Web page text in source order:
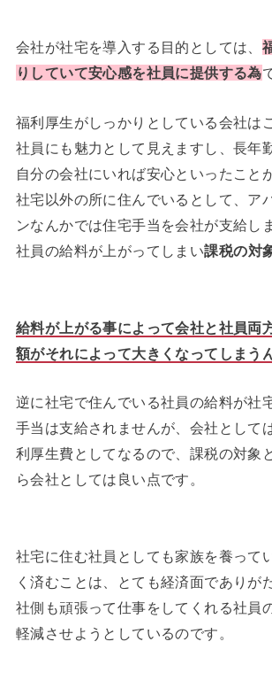
会社が社宅を導入する目的としては、
りしていて安心感を社員に提供する為
福利厚生がしっかりとしている会社は
社員にも魅力として見えますし、長年
自分の会社にいれば安心といったこと
社宅以外の所に住んでいるとして、ア
ンなんかでは住宅手当を会社が支給し
社員の給料が上がってしまい課税の対
給料が上がる事によって会社と社員両
額がそれによって大きくなってしまう
逆に社宅で住んでいる社員の給料が社
手当は支給されませんが、会社として
利厚生費としてなるので、課税の対象
ら会社としては良い点です。
社宅に住む社員としても家族を養って
く済むことは、とても経済面でありが
社側も頑張って仕事をしてくれる社員
軽減させようとしているのです。